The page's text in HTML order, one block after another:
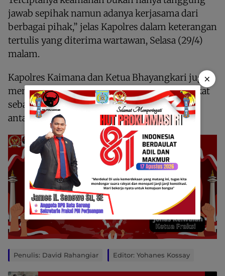
jawab sepihak namun adanya kerjasama dari
berbagai pihak,” jelas Kapolres dalam keterangan
tertulis yang diterima wartawan, Selasa (29/4)
malam.
Kapolres Kaimana dan Ketua Bhayangkari juga
memberikan sarana kontak kepada masyarakat
sebagai bentuk mempererat tali silaturahmi
antara pihak kepolisian dengan masyarakat.
Penulis: David Rahangiar Editor: Yohanes Kossay
×